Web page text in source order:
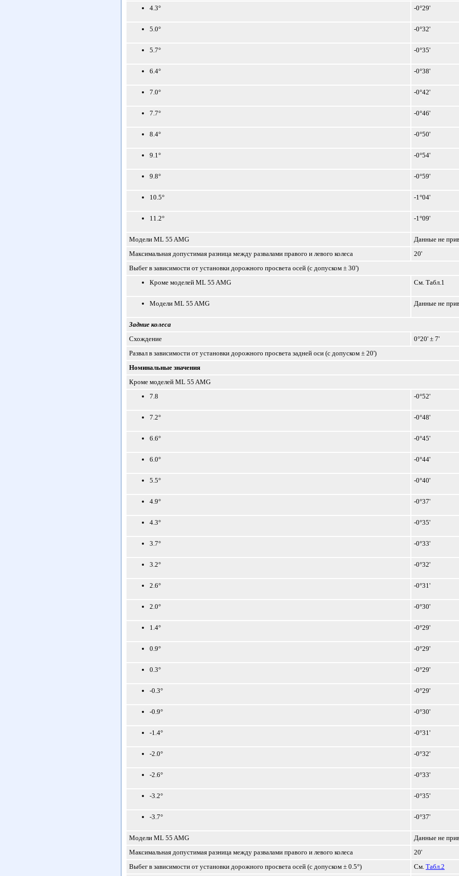
4.3° -0°29'
5.0° -0°32'
5.7° -0°35'
6.4° -0°38'
7.0° -0°42'
7.7° -0°46'
8.4° -0°50'
9.1° -0°54'
9.8° -0°59'
10.5° -1°04'
11.2° -1°09'
Модели ML 55 AMG
Данные не
Максимальная допустимая разница между развалами правого и левого колеса
20'
Выбег в зависимости от установки дорожного просвета осей (с допуском ± 30')
Кроме моделей ML 55 AMG
См. Табл.1
Модели ML 55 AMG Данные не
Задние колеса
Схождение
0°20' ± 7'
Развал в зависимости от установки дорожного просвета задней оси (с допуском ± 20')
Номинальные значения
Кроме моделей ML 55 AMG
7.8
-0°52'
7.2° -0°48'
6.6° -0°45'
6.0° -0°44'
5.5° -0°40'
4.9° -0°37'
4.3° -0°35'
3.7° -0°33'
3.2° -0°32'
2.6° -0°31'
2.0° -0°30'
1.4° -0°29'
0.9° -0°29'
0.3° -0°29'
-0.3° -0°29'
-0.9° -0°30'
-1.4° -0°31'
-2.0° -0°32'
-2.6° -0°33'
-3.2° -0°35'
-3.7° -0°37'
Модели ML 55 AMG
Данные не
Максимальная допустимая разница между развалами правого и левого колеса
20'
Выбег в зависимости от установки дорожного просвета осей (с допуском ± 0.5°)
См. Табл.2